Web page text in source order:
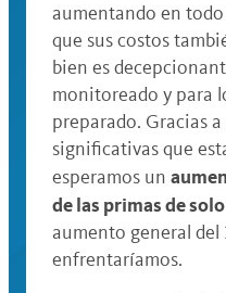
aumentando en
que sus costos
bien es
monitoreado y para
preparado. Gracias
significativas que
esperamos un
de las primas de
aumento general del
enfrentaríamos.